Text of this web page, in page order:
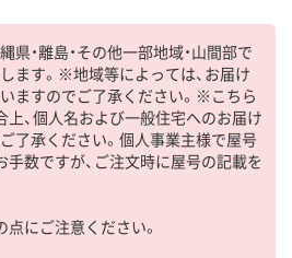
・離島・その他一部地域・山間部で
ます。※地域等によっては、お届け
ますのでご了承ください。※こちら
上、個人名および一般住宅へのお届け
了承ください。個人事業主様で屋号
手数ですが、ご注文時に屋号の記載を
点にご注意ください。